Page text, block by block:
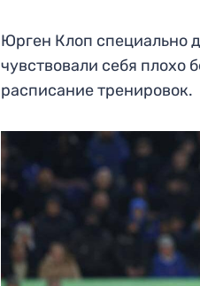
Юрген Клоп специально
чувствовали себя плохо
расписание тренировок.